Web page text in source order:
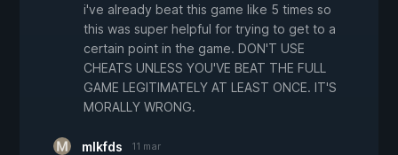
i've already beat this game like 5 times so
this was super helpful for trying to get to a
certain point in the game. DON'T USE
CHEATS UNLESS YOU'VE BEAT THE FULL
GAME LEGITIMATELY AT LEAST ONCE. IT'S
MORALLY WRONG.
mlkfds 11 mar